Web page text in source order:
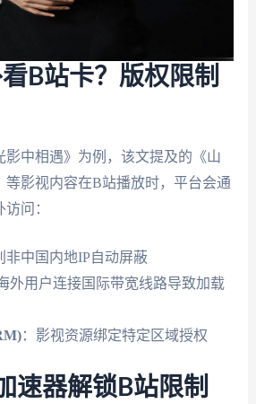
B站卡？版权限制
影中相遇》为例，该文提及的《山
等影视内容在B站播放时，平台会通
问：
非中国内地IP自动屏蔽
外用户连接国际带宽线路导致加载
：影视资源绑定特定区域授权
速器解锁B站限制